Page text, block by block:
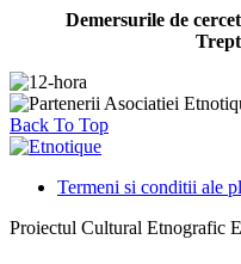
Demersurile de
Back To Top
Termeni si conditii ale
Proiectul Cultural Etnografic